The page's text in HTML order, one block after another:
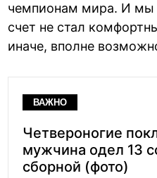
чемпионам мира. И мы
счет не стал
иначе, вполне
ВАЖНО
Четвероногие
мужчина одел 13
сборной (фото)